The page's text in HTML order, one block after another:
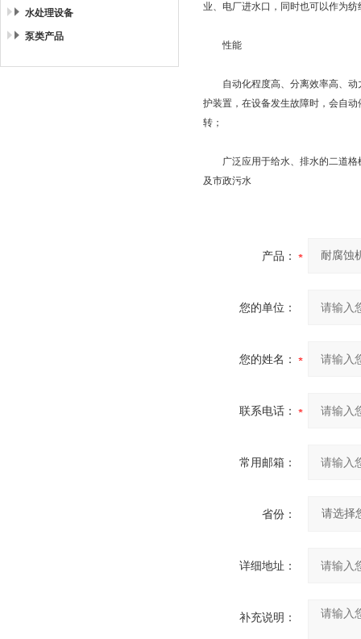
水处理设备
泵类产品
业、电厂进水口，同时也可以作为
性能
自动化程度高、分离效率高、动
护装置，在设备发生故障时，会自
转；
广泛应用于给水、排水的二道格
及市政污水
产品：
您的单位：
您的姓名：
联系电话：
常用邮箱：
省份：
详细地址：
补充说明：